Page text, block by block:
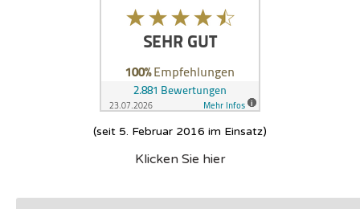
(seit 5. Februar 2016 im Einsatz)
Klicken Sie hier